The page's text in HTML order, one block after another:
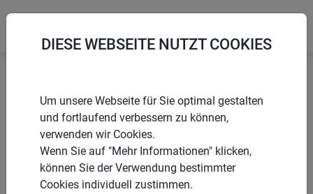
Startseite Säcke Garten-Bag CUBUS XL
PRODUKTE
DIESE WEBSEITE NUTZT COOKIES
Um unsere Webseite für Sie optimal gestalten
und fortlaufend verbessern zu können,
verwenden wir Cookies.
Wenn Sie auf "Mehr Informationen" klicken,
können Sie der Verwendung bestimmter
Cookies individuell zustimmen.